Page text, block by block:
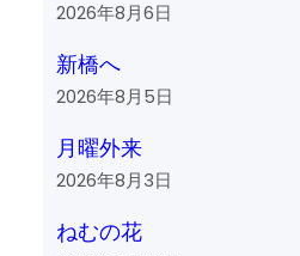
2026年8月6日
新橋へ
2026年8月5日
月曜外来
2026年8月3日
ねむの花